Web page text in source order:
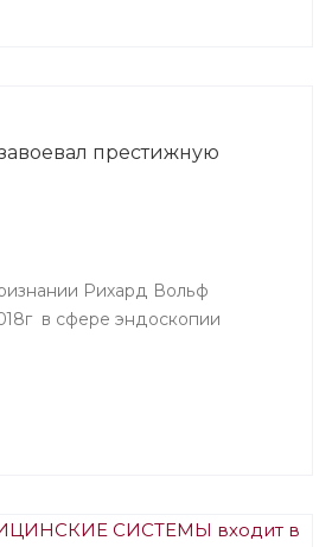
престижную
Рихард Вольф
в сфере эндоскопии